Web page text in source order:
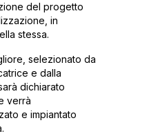
del progetto
in
stessa.
selezionato da
e dalla
dichiarato
verrà
e impiantato